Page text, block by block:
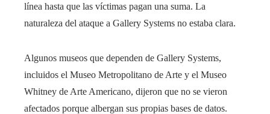
línea hasta que las víctimas pagan una suma. La
naturaleza del ataque a Gallery Systems no estaba clara.
Algunos museos que dependen de Gallery Systems,
incluidos el Museo Metropolitano de Arte y el Museo
Whitney de Arte Americano, dijeron que no se vieron
afectados porque albergan sus propias bases de datos.